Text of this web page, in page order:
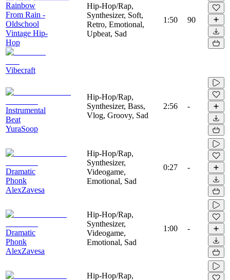
Rainbow
From Rain -
Oldschool
Vintage Hip-
Hop
Vibecraft
Hip-Hop/Rap,
Synthesizer, Soft,
Retro, Emotional,
Upbeat, Sad
1:50 90
Instrumental
Beat
YuraSoop
Hip-Hop/Rap,
Synthesizer, Bass,
Vlog, Groovy, Sad
2:56 -
Dramatic
Phonk
AlexZavesa
Hip-Hop/Rap,
Synthesizer,
Videogame,
Emotional, Sad
0:27 -
Dramatic
Phonk
AlexZavesa
Hip-Hop/Rap,
Synthesizer,
Videogame,
Emotional, Sad
1:00 -
Hip-Hop/Rap,